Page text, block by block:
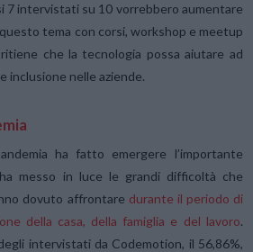
7 intervistati su 10 vorrebbero aumentare
tema con corsi, workshop e meetup
che la tecnologia possa aiutare ad
inclusione nelle aziende.
ha fatto emergere l’importante
messo in luce le grandi difficoltà che
dovuto affrontare durante il periodo di
della casa, della famiglia e del lavoro.
intervistati da Codemotion, il 56,86%,